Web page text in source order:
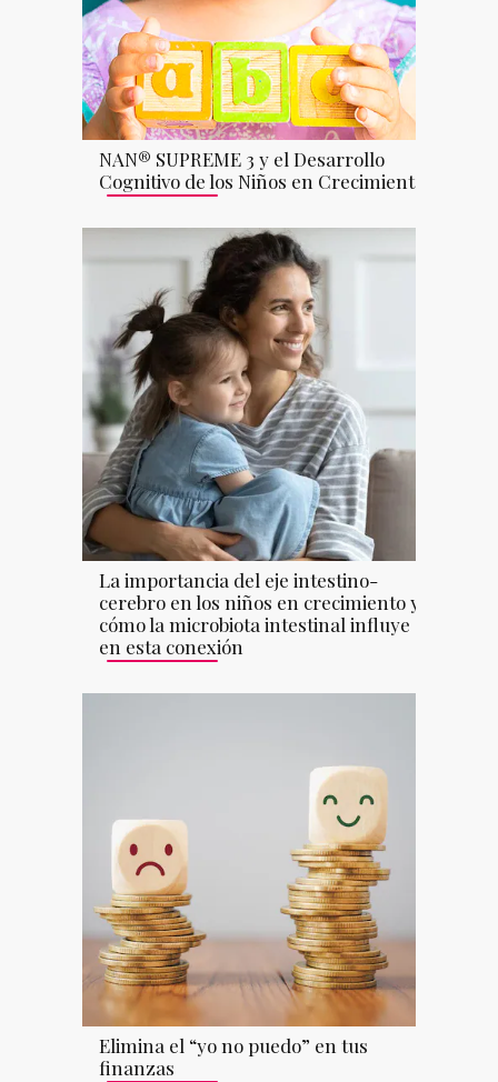
NAN® SUPREME 3 y el Desarrollo
Cognitivo de los Niños en Crecimiento
La importancia del eje intestino-
cerebro en los niños en crecimiento y
cómo la microbiota intestinal influye
en esta conexión
Elimina el “yo no puedo” en tus
finanzas